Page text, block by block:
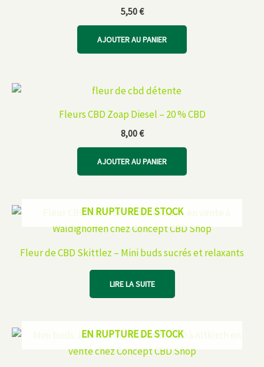
5,50€
AJOUTER AU PANIER
Fleurs CBD Zoap Diesel – 20 % CBD
8,00€
AJOUTER AU PANIER
EN RUPTURE DE STOCK
Fleur de CBD Skittlez – Mini buds sucrés et relaxants
LIRE LA SUITE
EN RUPTURE DE STOCK